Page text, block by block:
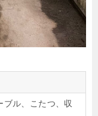
ル、こたつ、収